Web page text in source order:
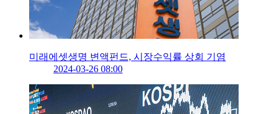
미래에셋생명 변액펀드, 시장수익률 상회 기염
2024-03-26 08:00